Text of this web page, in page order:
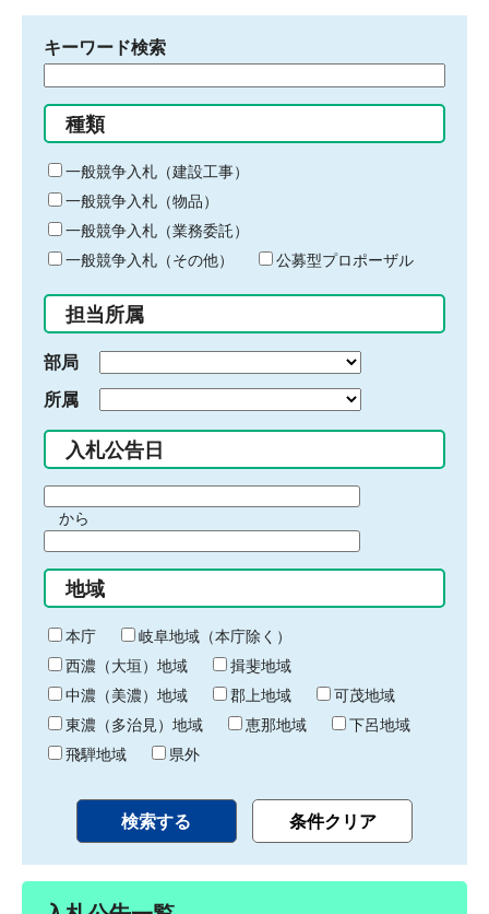
キーワード検索
る
キ
ー
ワ
ー
ド
入
力
種類
一般競争入札（建設工事）
一般競争入札（物品）
一般競争入札（業務委託）
一般競争入札（その他）
公募型プロポーザル
担当所属
部局
所属
入札公告日
間
始
り
から
間
終
わ
り
地域
本庁
岐阜地域（本庁除く）
西濃（大垣）地域
揖斐地域
中濃（美濃）地域
郡上地域
可茂地域
東濃（多治見）地域
恵那地域
下呂地域
飛騨地域
県外